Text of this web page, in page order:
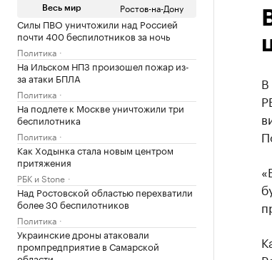
Весь мир Ростов-на-Дону
Силы ПВО уничтожили над Россией
почти 400 беспилотников за ночь
Политика
На Ильском НПЗ произошел пожар из-
за атаки БПЛА
Политика
На подлете к Москве уничтожили три
беспилотника
Политика
Как Ходынка стала новым центром
притяжения
РБК и Stone
Над Ростовской областью перехватили
более 30 беспилотников
Политика
Украинские дроны атаковали
промпредприятие в Самарской